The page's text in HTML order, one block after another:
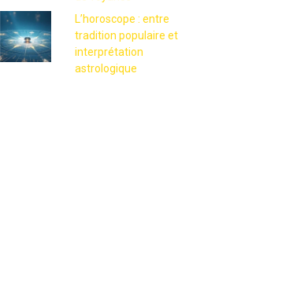
L’horoscope : entre
tradition populaire et
interprétation
astrologique